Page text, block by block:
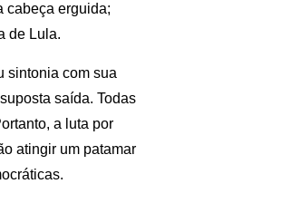
cabeça erguida;
de Lula.
sintonia com sua
saída. Todas
a luta por
atingir um patamar